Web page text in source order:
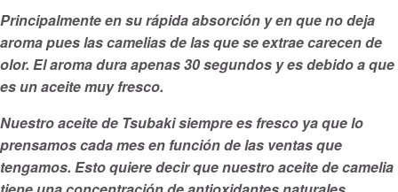
Principalmente en su rápida absorción y en que no deja
aroma pues las camelias de las que se extrae carecen de
olor. El aroma dura apenas 30 segundos y es debido a que
es un aceite muy fresco.
Nuestro aceite de Tsubaki siempre es fresco ya que lo
prensamos cada mes en función de las ventas que
tengamos. Esto quiere decir que nuestro aceite de camelia